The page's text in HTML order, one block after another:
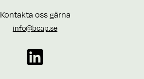
Kontakta oss gärna
info@bcap.se